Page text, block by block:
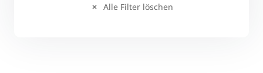
Alle Filter löschen